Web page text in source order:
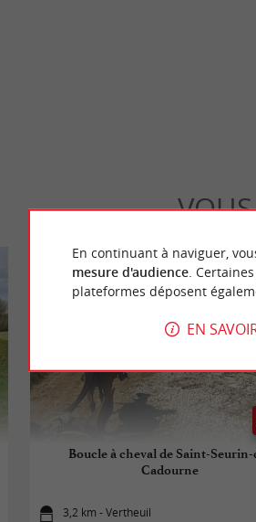
Boucle à cheval de Saint-Seurin-
Cadourne
3,2 km - Vertheuil
En continuant à naviguer,
mesure d'audience.
plateformes déposent
EN